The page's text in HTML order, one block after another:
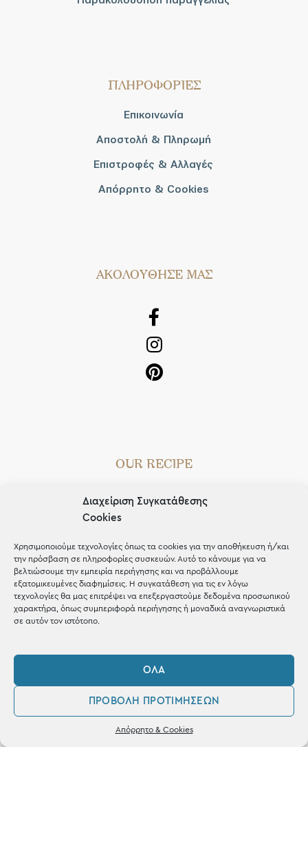
Διαχείριση Συγκατάθεσης
Cookies
Χρησιμοποιούμε τεχνολογίες όπως τα cookies για την αποθήκευση ή/και
την πρόσβαση σε πληροφορίες συσκευών. Αυτό το κάνουμε για να
βελτιώσουμε την εμπειρία περιήγησης και να προβάλλουμε
εξατομικευμένες διαφημίσεις. Η συγκατάθεση για τις εν λόγω
τεχνολογίες θα μας επιτρέψει να επεξεργαστούμε δεδομένα προσωπικού
χαρακτήρα, όπως συμπεριφορά περιήγησης ή μοναδικά αναγνωριστικά
σε αυτόν τον ιστότοπο.
ΌΛΑ
ΠΡΟΒΟΛΉ ΠΡΟΤΙΜΉΣΕΩΝ
Απόρρητο & Cookies
ΠΛΗΡΟΦΟΡΙΕΣ
Επικοινωνία
Αποστολή & Πληρωμή
Επιστροφές & Αλλαγές
Απόρρητο & Cookies
AΚΟΛΟΥΘΗΣΕ ΜΑΣ
OUR RECIPE
Blog
Shop the look
ΚΑΤΑΣΤΗΜΑ
Σταθά 17, 38221 Βόλος
2421 217300
Δευ / Τετ / Σαβ: 09:00 - 15:00
0